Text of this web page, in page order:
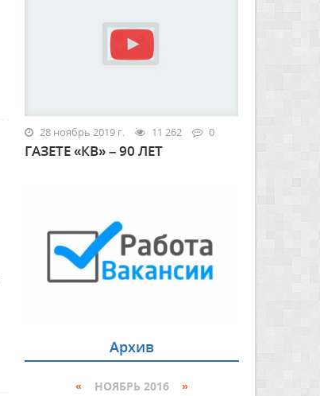
28 ноябрь 2019 г. 11 262 0
ГАЗЕТЕ «КВ» – 90 ЛЕТ
Архив
« НОЯБРЬ 2016 »